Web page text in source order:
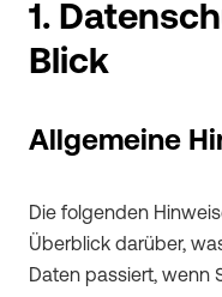
1.
Blick
Allgemeine
Die folgenden
Überblick darüber,
Daten passiert, wenn